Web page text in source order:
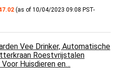
(as of 10/04/2023 09:08 PST-
Vee Drinker, Automatische
Roestvrijstalen
Huisdieren en…